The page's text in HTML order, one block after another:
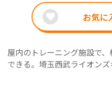
お気に
屋内のトレーニング施設で
できる。埼玉西武ライオンズ